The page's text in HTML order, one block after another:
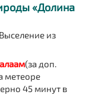
«Долина
из
(за доп.
метеоре
45 минут в